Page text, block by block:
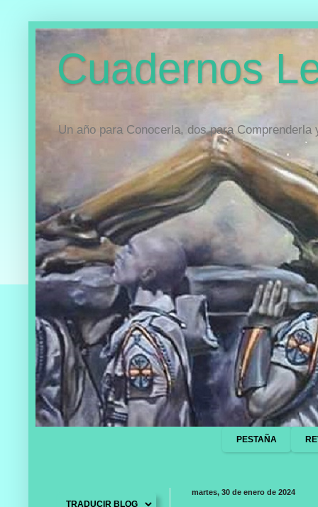
Cuadernos
Un año para Conocerla, dos para Comprenderla
PESTAÑA
martes, 30 de enero de 2024